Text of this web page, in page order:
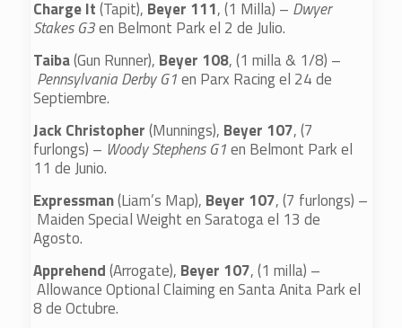
Charge It(Tapit), Beyer 111, (1 Milla) – Dwyer
Stakes G3en Belmont Park el 2 de Julio.
Taiba(Gun Runner), Beyer 108, (1 milla & 1/8) –
Pennsylvania Derby G1en Parx Racing el 24 de
Septiembre.
Jack Christopher(Munnings), Beyer 107, (7
furlongs) – Woody Stephens G1en Belmont Park el
11 de Junio.
Expressman(Liam’s Map), Beyer 107, (7 furlongs) –
Maiden Special Weight en Saratoga el 13 de
Agosto.
Apprehend(Arrogate), Beyer 107, (1 milla) –
Allowance Optional Claiming en Santa Anita Park el
8 de Octubre.